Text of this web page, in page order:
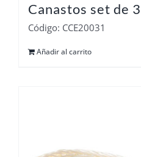
Canastos set de 3
Código: CCE20031
Añadir al carrito